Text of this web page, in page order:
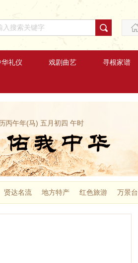
华礼仪 戏剧曲艺 寻根家谱
丙午年(马) 五月初四 午时
贤达名流 地方特产 红色旅游 万景台